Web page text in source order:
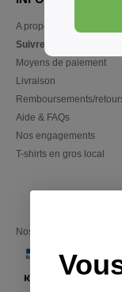
A propos de Ntextil
Suivre ma commande
Moyens de paiement
Livraison
Remboursements/
Aide & FAQs
Nos engagements
T-shirts en gros local
Nos partenaires